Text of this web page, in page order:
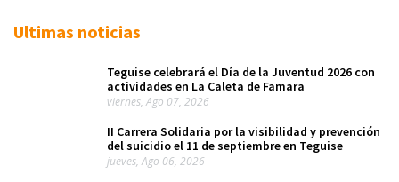
Ultimas noticias
Teguise celebrará el Día de la Juventud 2026 con
actividades en La Caleta de Famara
viernes, Ago 07, 2026
II Carrera Solidaria por la visibilidad y prevención
del suicidio el 11 de septiembre en Teguise
jueves, Ago 06, 2026